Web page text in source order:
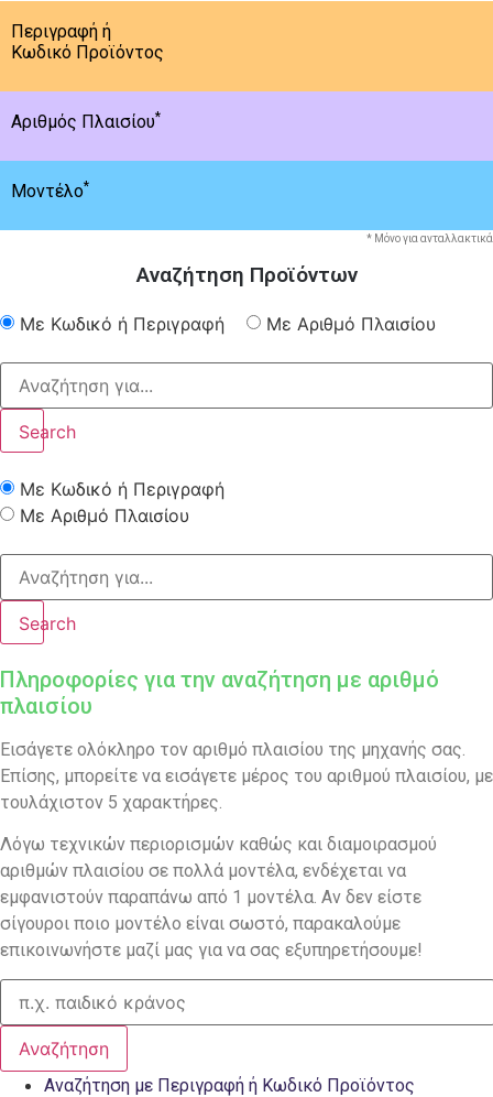
Περιγραφή ή
Κωδικό Προϊόντος
Αριθμός Πλαισίου*
Μοντέλο*
* Μόνο για ανταλλακτικά
Αναζήτηση Προϊόντων
Με Κωδικό ή Περιγραφή Με Αριθμό Πλαισίου
Search
Με Κωδικό ή Περιγραφή
Με Αριθμό Πλαισίου
Search
Πληροφορίες για την αναζήτηση με αριθμό
πλαισίου
Εισάγετε ολόκληρο τον αριθμό πλαισίου της μηχανής σας.
Επίσης, μπορείτε να εισάγετε μέρος του αριθμού πλαισίου, με
τουλάχιστον 5 χαρακτήρες.
Λόγω τεχνικών περιορισμών καθώς και διαμοιρασμού
αριθμών πλαισίου σε πολλά μοντέλα, ενδέχεται να
εμφανιστούν παραπάνω από 1 μοντέλα. Αν δεν είστε
σίγουροι ποιο μοντέλο είναι σωστό, παρακαλούμε
επικοινωνήστε μαζί μας για να σας εξυπηρετήσουμε!
Αναζήτηση
Αναζήτηση με Περιγραφή ή Κωδικό Προϊόντος